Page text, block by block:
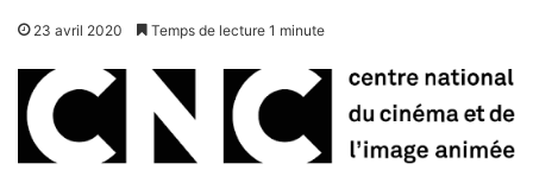
23 avril 2020 Temps de lecture 1 minute